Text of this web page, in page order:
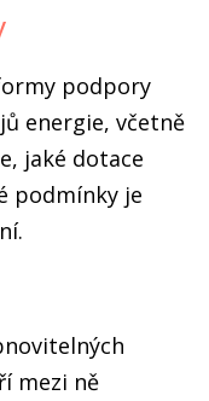
podpory
energie, včetně
jaké dotace
podmínky je
mezi ně